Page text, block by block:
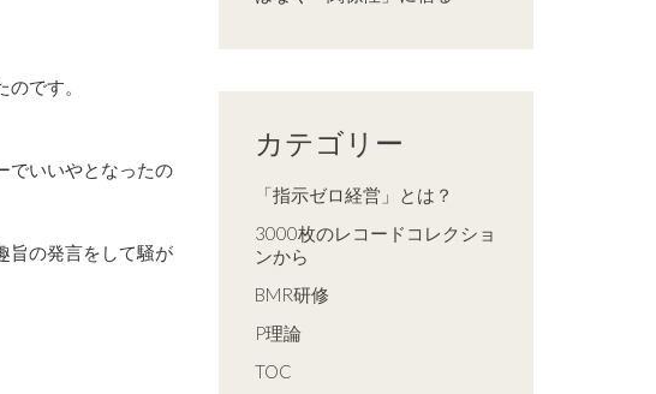
です。
でいいやとなったの
旨の発言をして騒が
カテゴリー
「指示ゼロ経営」とは？
3000枚のレコードコレクショ
ンから
BMR研修
P理論
TOC